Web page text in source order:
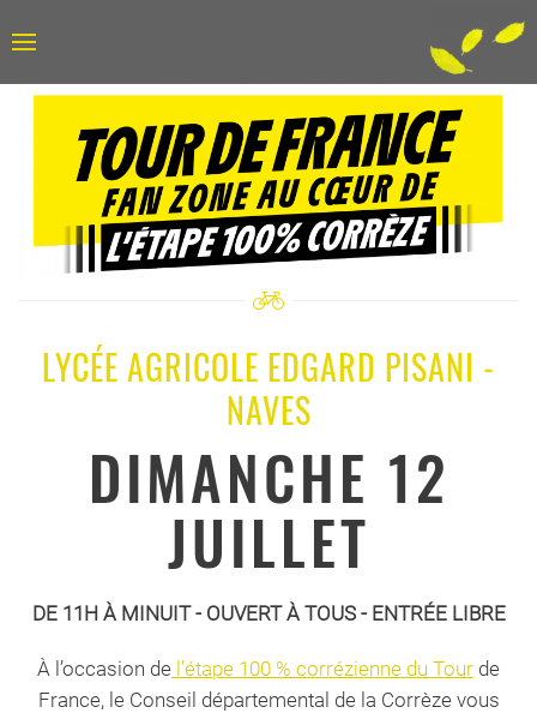
LYCÉE AGRICOLE EDGARD PISANI -
NAVES
DIMANCHE 12
JUILLET
DE 11H À MINUIT - OUVERT À TOUS - ENTRÉE LIBRE
À l’occasion de l’étape 100 % corrézienne du Tour de
France, le Conseil départemental de la Corrèze vous